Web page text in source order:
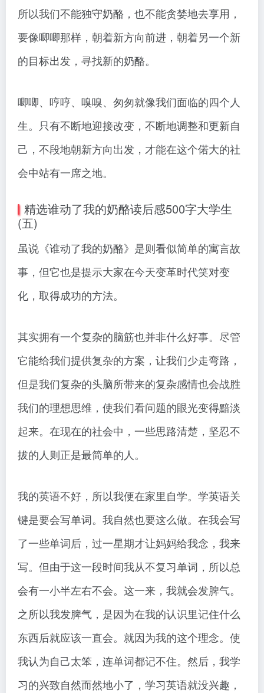
所以我们不能独守奶酪，也不能贪婪地去享用，
要像唧唧那样，朝着新方向前进，朝着另一个新
的目标出发，寻找新的奶酪。
唧唧、哼哼、嗅嗅、匆匆就像我们面临的四个人
生。只有不断地迎接改变，不断地调整和更新自
己，不段地朝新方向出发，才能在这个偌大的社
会中站有一席之地。
精选谁动了我的奶酪读后感500字大学生
(五)
虽说《谁动了我的奶酪》是则看似简单的寓言故
事，但它也是提示大家在今天变革时代笑对变
化，取得成功的方法。
其实拥有一个复杂的脑筋也并非什么好事。尽管
它能给我们提供复杂的方案，让我们少走弯路，
但是我们复杂的头脑所带来的复杂感情也会战胜
我们的理想思维，使我们看问题的眼光变得黯淡
起来。在现在的社会中，一些思路清楚，坚忍不
拔的人则正是最简单的人。
我的英语不好，所以我便在家里自学。学英语关
键是要会写单词。我自然也要这么做。在我会写
了一些单词后，过一星期才让妈妈给我念，我来
写。但由于这一段时间我从不复习单词，所以总
会有一小半左右不会。这一来，我就会发脾气。
之所以我发脾气，是因为在我的认识里记住什么
东西后就应该一直会。就因为我的这个理念。使
我认为自己太笨，连单词都记不住。然后，我学
习的兴致自然而然地小了，学习英语就没兴趣，